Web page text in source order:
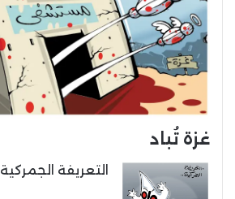
غزة تُباد
التعريفة الجمركية